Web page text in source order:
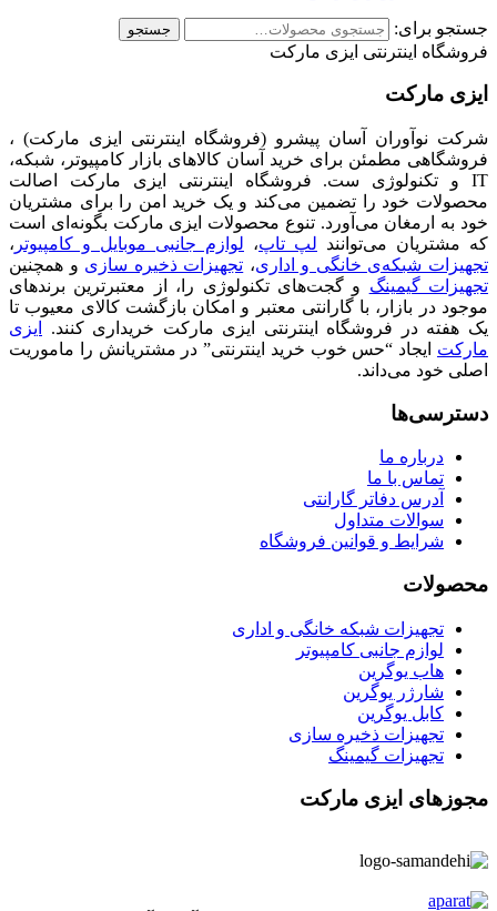
جستجو برای: جستجو
فروشگاه اینترنتی ایزی مارکت
ایزی مارکت
شرکت نوآوران آسان پیشرو (فروشگاه اینترنتی ایزی مارکت) ،
فروشگاهی مطمئن برای خرید آسان کالاهای بازار کامپیوتر، شبکه،
IT و تکنولوژی ست. فروشگاه اینترنتی ایزی مارکت اصالت
محصولات خود را تضمین می‌کند و یک خرید امن را برای مشتریان
خود به ارمغان می‌آورد. تنوع محصولات ایزی مارکت بگونه‌ای است
که مشتریان می‌توانند لپ تاپ، لوازم جانبی موبایل و کامپیوتر ،
تجهیزات شبکه‌ی خانگی و اداری، تجهیزات ذخیره سازی و همچنین
تجهیزات گیمینگ و گجت‌های تکنولوژی را، از معتبرترین برندهای
موجود در بازار، با گارانتی معتبر و امکان بازگشت کالای معیوب تا
یک هفته در فروشگاه اینترنتی ایزی مارکت خریداری کنند.
ایزی
مارکت ایجاد “حس خوب خرید اینترنتی” در مشتریانش را ماموریت
اصلی خود می‌داند.
دسترسی‌ها
درباره ما
تماس با ما
آدرس دفاتر گارانتی
سوالات متداول
شرایط و قوانین فروشگاه
محصولات
تجهیزات شبکه خانگی و اداری
لوازم جانبی کامپیوتر
هاب یوگرین
شارژر یوگرین
کابل یوگرین
تجهیزات ذخیره سازی
تجهیزات گیمینگ
مجوزهای ایزی مارکت